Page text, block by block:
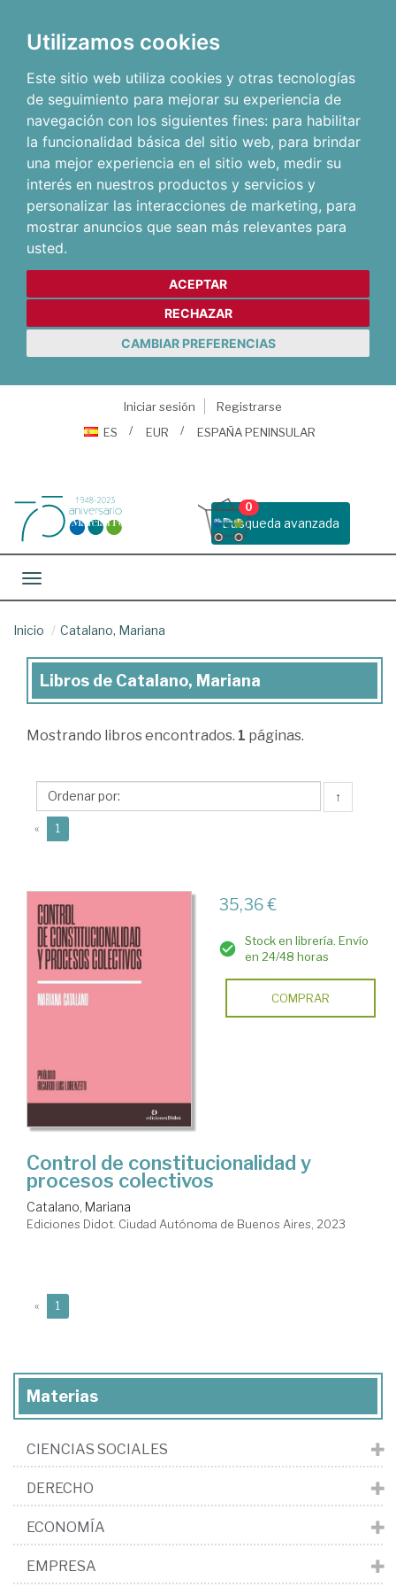
Utilizamos cookies
Este sitio web utiliza cookies y otras tecnologías
de seguimiento para mejorar su experiencia de
navegación con los siguientes fines: para habilitar
la funcionalidad básica del sitio web, para brindar
una mejor experiencia en el sitio web, medir su
interés en nuestros productos y servicios y
personalizar las interacciones de marketing, para
mostrar anuncios que sean más relevantes para
usted.
ACEPTAR
RECHAZAR
CAMBIAR PREFERENCIAS
Iniciar sesión
Registrarse
ES
EUR ESPAÑA PENINSULAR
Busqueda avanzada
0
Toggle navigation
Inicio Catalano, Mariana
Libros
Catalano,
Libros de Catalano, Mariana
Mostrando libros encontrados. 1 páginas.
↑
« 1
35,36 €
Stock en librería. Envío
en 24/48 horas
COMPRAR
Control de constitucionalidad y
procesos colectivos
Catalano, Mariana
Ediciones Didot. Ciudad Autónoma de Buenos Aires, 2023
« 1
Materias
CIENCIAS SOCIALES
DERECHO
ECONOMÍA
EMPRESA